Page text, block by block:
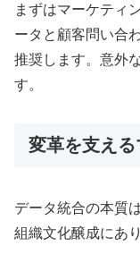
まずはマーケティ
ータと顧客問い合
推奨します。意外
す。
変革を支える
データ統合の本質
組織文化醸成にあ